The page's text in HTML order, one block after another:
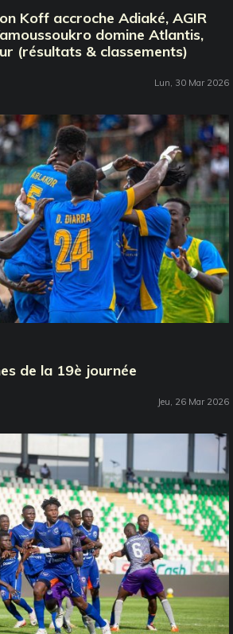
Koff accroche Adiaké, AGIR
domine Atlantis,
(résultats & classements)
Lun, 30 Mar 2026
de la 19è journée
Jeu, 26 Mar 2026